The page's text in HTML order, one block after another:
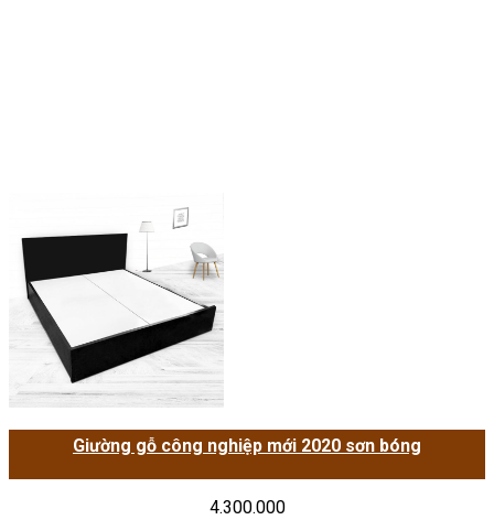
Giường gỗ công nghiệp mới 2020 sơn bóng
4.300.000